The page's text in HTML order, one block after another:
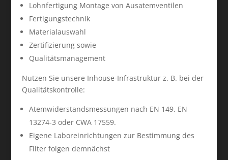
Lohnfertigung Montage von Ausatemventilen
Fertigungstechnik
Materialauswahl
Zertifizierung sowie
Qualitätsmanagement
Nutzen Sie unsere Inhouse-Infrastruktur z. B. bei der
Qualitätskontrolle:
Atemwiderstandsmessungen nach EN 149, EN
13274-3 oder CWA 17559.
Eigene Laboreinrichtungen zur Bestimmung des
Filter folgen demnächst